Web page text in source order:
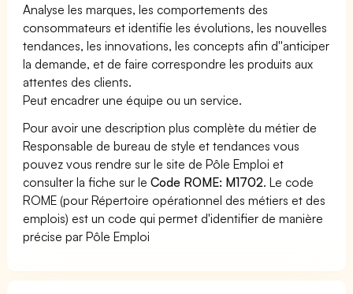
Analyse les marques, les comportements des
consommateurs et identifie les évolutions, les nouvelles
tendances, les innovations, les concepts afin d''anticiper
la demande, et de faire correspondre les produits aux
attentes des clients.
Peut encadrer une équipe ou un service.
Pour avoir une description plus complète du métier de
Responsable de bureau de style et tendances vous
pouvez vous rendre sur le site de Pôle Emploi et
consulter la fiche sur leCode ROME: M1702. Le code
ROME (pour Répertoire opérationnel des métiers et des
emplois) est un code qui permet d'identifier de manière
précise par Pôle Emploi